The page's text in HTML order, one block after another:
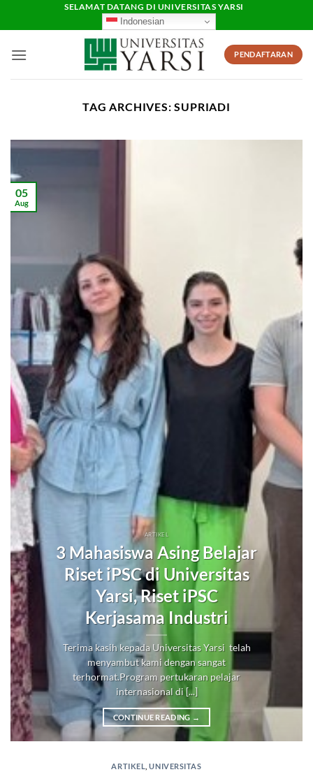
SELAMAT DATANG DI UNIVERSITAS YARSI
Indonesian
PENDAFTARAN
TAG ARCHIVES:SUPRIADI
ARTIKEL
3 Mahasiswa Asing Belajar
Riset iPSC di Universitas
Yarsi, Riset iPSC
Kerjasama Industri
Terima kasih kepada Universitas Yarsi telah
menyambut kami dengan sangat
terhormat.Program pertukaran pelajar
internasional di [...]
CONTINUE READING →
05
Aug
ARTIKEL ,UNIVERSITAS